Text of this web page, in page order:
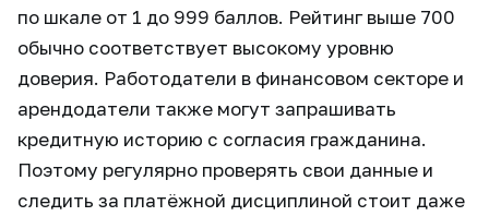
по шкале от 1 до 999 баллов. Рейтинг выше 700
обычно соответствует высокому уровню
доверия. Работодатели в финансовом секторе и
арендодатели также могут запрашивать
кредитную историю с согласия гражданина.
Поэтому регулярно проверять свои данные и
следить за платёжной дисциплиной стоит даже